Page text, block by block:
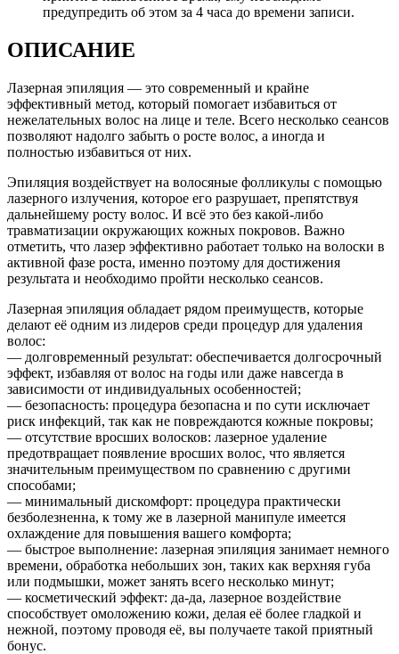
предупредить об этом за 4 часа до времени записи.
ОПИСАНИЕ
Лазерная эпиляция — это современный и крайне
эффективный метод, который помогает избавиться от
нежелательных волос на лице и теле. Всего несколько сеансов
позволяют надолго забыть о росте волос, а иногда и
полностью избавиться от них.
Эпиляция воздействует на волосяные фолликулы с помощью
лазерного излучения, которое его разрушает, препятствуя
дальнейшему росту волос. И всё это без какой-либо
травматизации окружающих кожных покровов. Важно
отметить, что лазер эффективно работает только на волоски в
активной фазе роста, именно поэтому для достижения
результата и необходимо пройти несколько сеансов.
Лазерная эпиляция обладает рядом преимуществ, которые
делают её одним из лидеров среди процедур для удаления
волос:
— долговременный результат: обеспечивается долгосрочный
эффект, избавляя от волос на годы или даже навсегда в
зависимости от индивидуальных особенностей;
— безопасность: процедура безопасна и по сути исключает
риск инфекций, так как не повреждаются кожные покровы;
— отсутствие вросших волосков: лазерное удаление
предотвращает появление вросших волос, что является
значительным преимуществом по сравнению с другими
способами;
— минимальный дискомфорт: процедура практически
безболезненна, к тому же в лазерной манипуле имеется
охлаждение для повышения вашего комфорта;
— быстрое выполнение: лазерная эпиляция занимает немного
времени, обработка небольших зон, таких как верхняя губа
или подмышки, может занять всего несколько минут;
— косметический эффект: да-да, лазерное воздействие
способствует омоложению кожи, делая её более гладкой и
нежной, поэтому проводя её, вы получаете такой приятный
бонус.